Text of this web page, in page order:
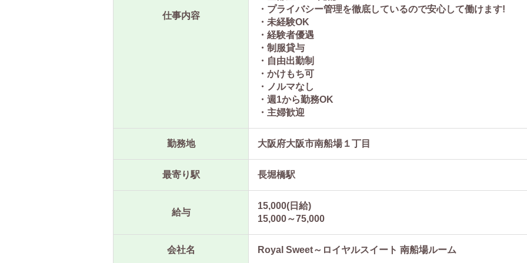
仕事内容
・プライバシー管理を徹底しているので安心して働けます!
・未経験OK
・経験者優遇
・制服貸与
・自由出勤制
・かけもち可
・ノルマなし
・週1から勤務OK
・主婦歓迎
勤務地 大阪府大阪市南船場１丁目
最寄り駅 長堀橋駅
給与
15,000(日給)
15,000～75,000
会社名 Royal Sweet～ロイヤルスイート 南船場ルーム